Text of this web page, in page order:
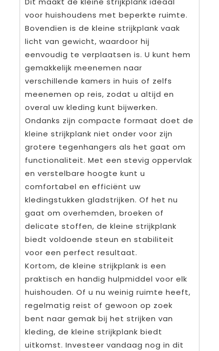
voor huishoudens met beperkte ruimte.
Bovendien is de kleine strijkplank vaak
licht van gewicht, waardoor hij
eenvoudig te verplaatsen is. U kunt hem
gemakkelijk meenemen naar
verschillende kamers in huis of zelfs
meenemen op reis, zodat u altijd en
overal uw kleding kunt bijwerken.
Ondanks zijn compacte formaat doet de
kleine strijkplank niet onder voor zijn
grotere tegenhangers als het gaat om
functionaliteit. Met een stevig oppervlak
en verstelbare hoogte kunt u
comfortabel en efficiënt uw
kledingstukken gladstrijken. Of het nu
gaat om overhemden, broeken of
delicate stoffen, de kleine strijkplank
biedt voldoende steun en stabiliteit
voor een perfect resultaat.
Kortom, de kleine strijkplank is een
praktisch en handig hulpmiddel voor elk
huishouden. Of u nu weinig ruimte heeft,
regelmatig reist of gewoon op zoek
bent naar gemak bij het strijken van
kleding, de kleine strijkplank biedt
uitkomst. Investeer vandaag nog in dit